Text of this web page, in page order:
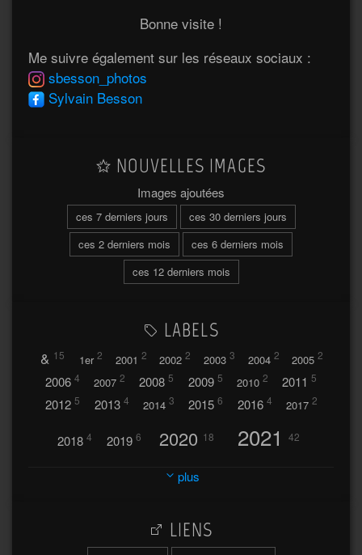
Bonne visite !
Me suivre également sur les réseaux sociaux :
sbesson_photos
Sylvain Besson
NOUVELLES IMAGES
Images ajoutées
ces 7 derniers jours
ces 30 derniers jours
ces 2 derniers mois
ces 6 derniers mois
ces 12 derniers mois
LABELS
& 15 1er 2 2001 2 2002 2 2003 3 2004 2 2005 2
2006 4 2007 2 2008 5 2009 5 2010 2 2011 5
2012 5 2013 4 2014 3 2015 6 2016 4 2017 2
2018 4 2019 6 2020 18 2021 42
2023 32
2026
17 3
plus
LIENS